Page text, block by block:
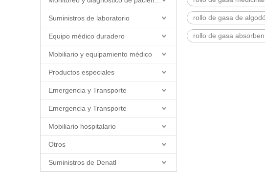
Suministros de laboratorio
Equipo médico duradero
Mobiliario y equipamiento médico
Productos especiales
Emergencia y Transporte
Emergencia y Transporte
Mobiliario hospitalario
Otros
Suministros de Denatl
rollo de gasa de
rollo de gasa